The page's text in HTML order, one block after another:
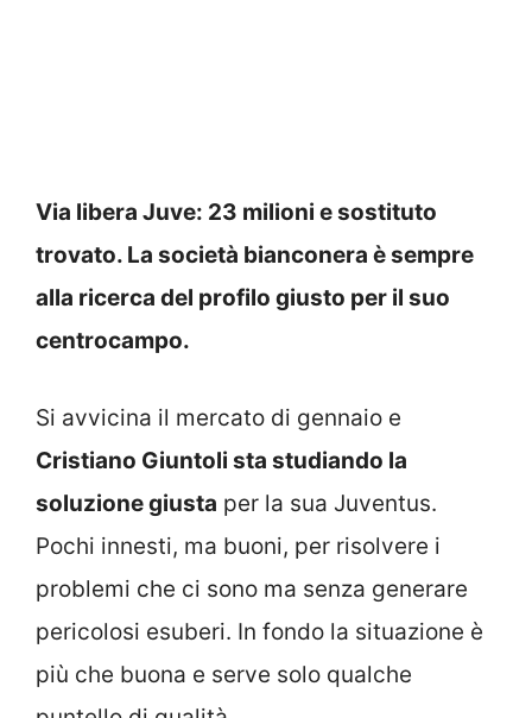
Via libera Juve: 23 milioni e sostituto
trovato. La società bianconera è sempre
alla ricerca del profilo giusto per il suo
centrocampo.
Si avvicina il mercato di gennaio e
Cristiano Giuntoli sta studiando la
soluzione giusta per la sua Juventus.
Pochi innesti, ma buoni, per risolvere i
problemi che ci sono ma senza generare
pericolosi esuberi. In fondo la situazione è
più che buona e serve solo qualche